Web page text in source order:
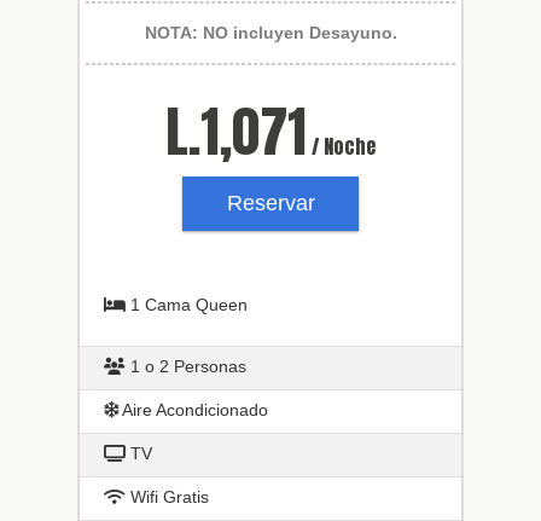
NOTA: NO incluyen Desayuno.
L.1,071 / Noche
Reservar
1 Cama Queen
1 o 2 Personas
Aire Acondicionado
TV
Wifi Gratis